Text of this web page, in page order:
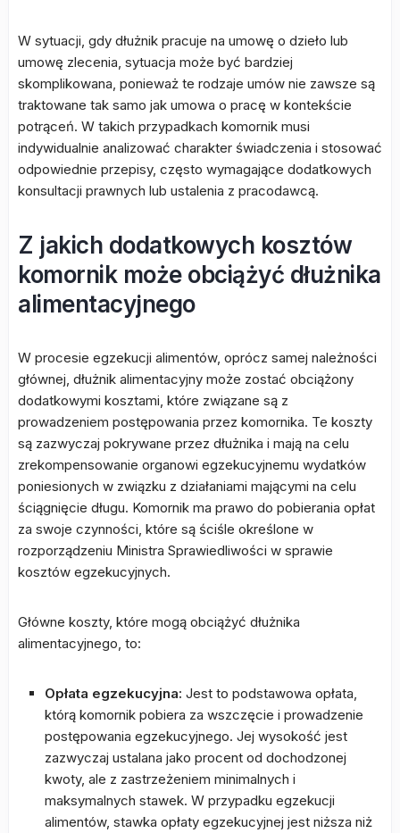
W sytuacji, gdy dłużnik pracuje na umowę o dzieło lub
umowę zlecenia, sytuacja może być bardziej
skomplikowana, ponieważ te rodzaje umów nie zawsze są
traktowane tak samo jak umowa o pracę w kontekście
potrąceń. W takich przypadkach komornik musi
indywidualnie analizować charakter świadczenia i stosować
odpowiednie przepisy, często wymagające dodatkowych
konsultacji prawnych lub ustalenia z pracodawcą.
Z jakich dodatkowych kosztów
komornik może obciążyć dłużnika
alimentacyjnego
W procesie egzekucji alimentów, oprócz samej należności
głównej, dłużnik alimentacyjny może zostać obciążony
dodatkowymi kosztami, które związane są z
prowadzeniem postępowania przez komornika. Te koszty
są zazwyczaj pokrywane przez dłużnika i mają na celu
zrekompensowanie organowi egzekucyjnemu wydatków
poniesionych w związku z działaniami mającymi na celu
ściągnięcie długu. Komornik ma prawo do pobierania opłat
za swoje czynności, które są ściśle określone w
rozporządzeniu Ministra Sprawiedliwości w sprawie
kosztów egzekucyjnych.
Główne koszty, które mogą obciążyć dłużnika
alimentacyjnego, to:
Opłata egzekucyjna: Jest to podstawowa opłata,
którą komornik pobiera za wszczęcie i prowadzenie
postępowania egzekucyjnego. Jej wysokość jest
zazwyczaj ustalana jako procent od dochodzonej
kwoty, ale z zastrzeżeniem minimalnych i
maksymalnych stawek. W przypadku egzekucji
alimentów, stawka opłaty egzekucyjnej jest niższa niż